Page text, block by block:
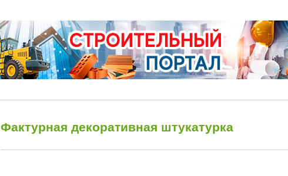
Фактурная декоративная штукатурка